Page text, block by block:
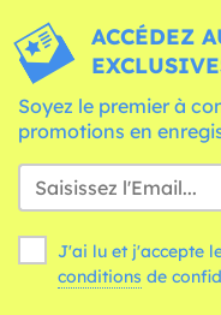
ACCÉDEZ
Soyez le premier à
promotions en
J'ai lu et j'accepte
conditions de